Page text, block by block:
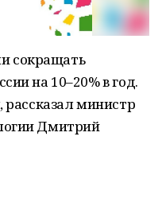
сокращать
на 10–20% в год.
рассказал министр
Дмитрий